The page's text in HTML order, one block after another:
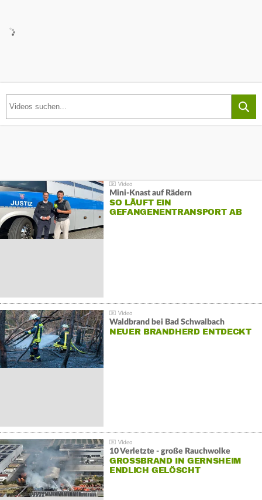
Mini-Knast auf Rädern
SO LÄUFT EIN
GEFANGENENTRANSPORT AB
Waldbrand bei Bad Schwalbach
NEUER BRANDHERD ENTDECKT
10 Verletzte - große Rauchwolke
GROSSBRAND IN GERNSHEIM E
NDLICH GELÖSCHT